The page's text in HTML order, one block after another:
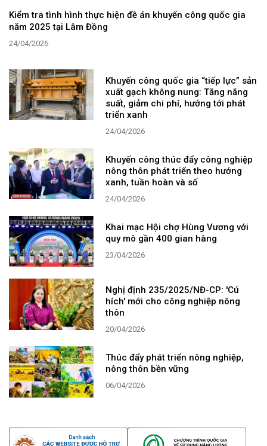
Kiểm tra tình hình thực hiện đề án khuyến công quốc gia
năm 2025 tại Lâm Đồng
24/04/2026
Khuyến công quốc gia “tiếp lực” sản
xuất gạch không nung: Tăng năng
suất, giảm chi phí, hướng tới phát
triển xanh
24/04/2026
Khuyến công thúc đẩy công nghiệp
nông thôn phát triển theo hướng
xanh, tuần hoàn và số
24/04/2026
Khai mạc Hội chợ Hùng Vương với
quy mô gần 400 gian hàng
23/04/2026
Nghị định 235/2025/NĐ-CP: 'Cú
hích' mới cho công nghiệp nông
thôn
20/04/2026
Thúc đẩy phát triển nông nghiệp,
nông thôn bền vững
06/04/2026